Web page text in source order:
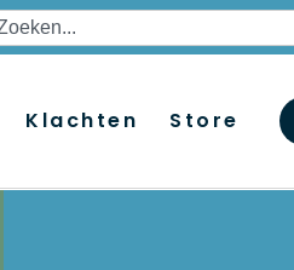
Klachten Store